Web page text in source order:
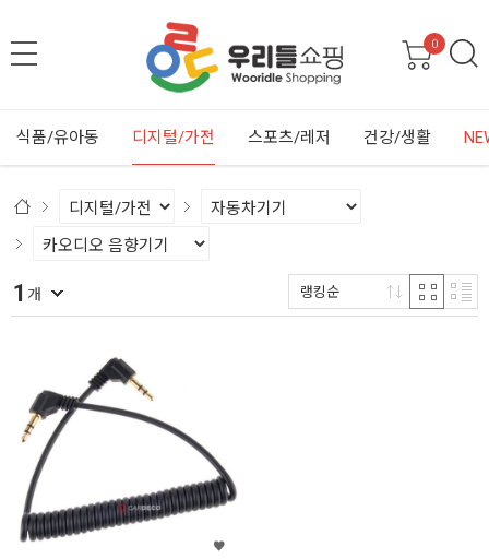
0
식품/유아동 디지털/가전 스포츠/레저 건강/생활
1 개 랭킹순